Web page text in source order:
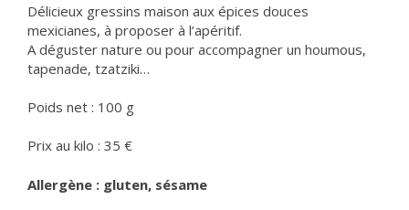
Délicieux gressins maison aux épices douces
mexicianes, à proposer à l’apéritif.
A déguster nature ou pour accompagner un houmous,
tapenade, tzatziki…
Poids net : 100 g
Prix au kilo : 35 €
Allergène : gluten, sésame